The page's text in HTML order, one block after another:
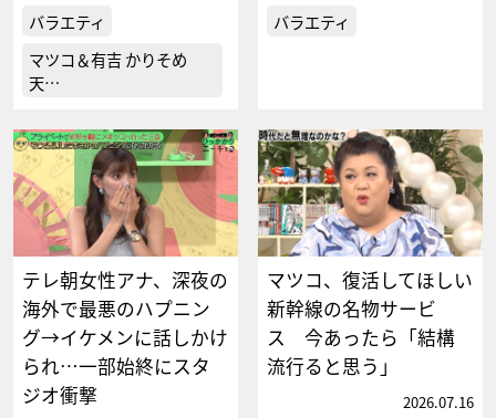
バラエティ
マツコ＆有吉 かりそめ
天…
バラエティ
テレ朝女性アナ、深夜の
海外で最悪のハプニン
グ→イケメンに話しかけ
られ…一部始終にスタ
ジオ衝撃
マツコ、復活してほしい
新幹線の名物サービ
ス 今あったら「結構
流行ると思う」
2026.07.16